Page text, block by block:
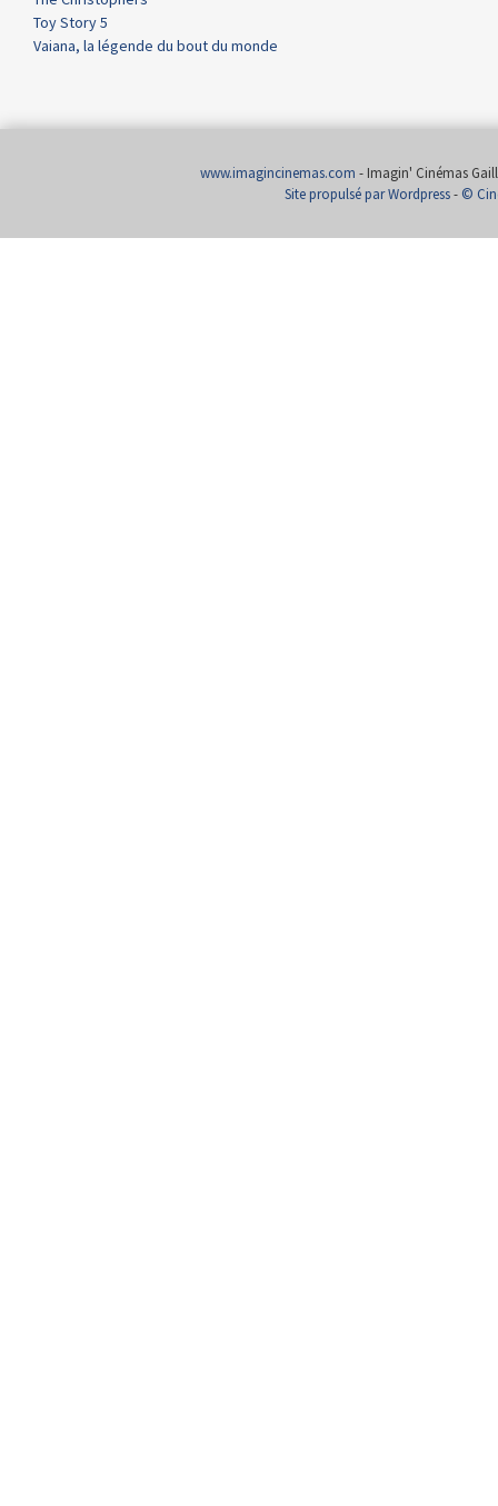
Toy Story 5
Vaiana, la légende du bout du monde
www.imagincinemas.com - Imagin' Cinémas
Site propulsé par Wordpress- ©